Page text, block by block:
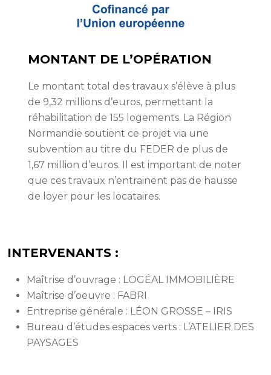
MONTANT DE L’OPÉRATION
Le montant total des travaux s’élève à plus
de 9,32 millions d’euros, permettant la
réhabilitation de 155 logements. La Région
Normandie soutient ce projet via une
subvention au titre du FEDER de plus de
1,67 million d’euros. Il est important de noter
que ces travaux n’entrainent pas de hausse
de loyer pour les locataires.
INTERVENANTS :
Maîtrise d’ouvrage : LOGÉAL IMMOBILIÈRE
Maîtrise d’oeuvre : FABRI
Entreprise générale : LÉON GROSSE – IRIS
Bureau d’études espaces verts : L’ATELIER DES
PAYSAGES